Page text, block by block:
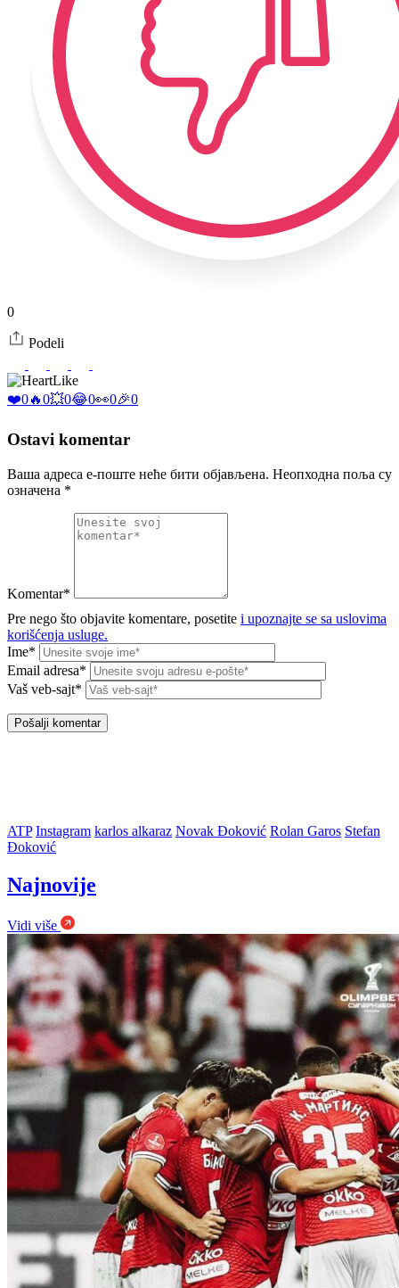
0
Podeli
Like
❤️0🔥0💥0😂0👀0🎉0
Ostavi komentar
Ваша адреса е-поште неће бити објављена. Неопходна поља су
означена *
Komentar*
Pre nego što objavite komentare, posetite i upoznajte se sa uslovima
korišćenja usluge.
Ime*
Email adresa*
Vaš veb-sajt*
ATP Instagram karlos alkaraz Novak Đoković Rolan Garos Stefan
Đoković
Najnovije
Vidi više